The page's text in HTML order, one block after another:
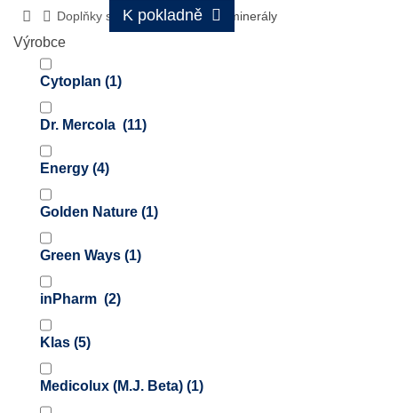
K pokladně
Doplňky stravy Vitamíny a minerály
Výrobce
Cytoplan (1)
Dr. Mercola (11)
Energy (4)
Golden Nature (1)
Green Ways (1)
inPharm (2)
Klas (5)
Medicolux (M.J. Beta) (1)